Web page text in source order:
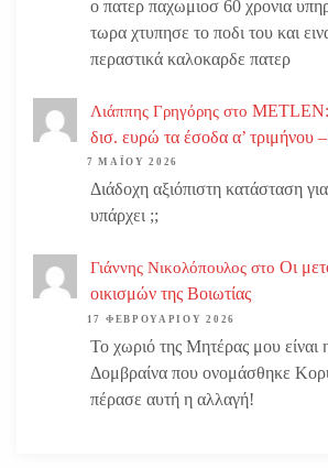
ο πατερ παχωμιοσ 60 χρονια
τωρα χτυπησε το ποδι του και
περαστικά καλοκαρδε πατερ
Λιάππης Γρηγόρης στο METLEN:
δισ. ευρώ τα έσοδα α’ τριμήνου
7 ΜΑΪ́ΟΥ 2026
Διάδοχη αξιόπιστη κατάσταση για
υπάρχει ;;
Γιάννης Νικολόπουλος στο Οι
οικισμών της Βοιωτίας
17 ΦΕΒΡΟΥΑΡΊΟΥ 2026
Το χωριό της Μητέρας μου είναι
Δομβραίνα που ονομάσθηκε
πέρασε αυτή η αλλαγή!